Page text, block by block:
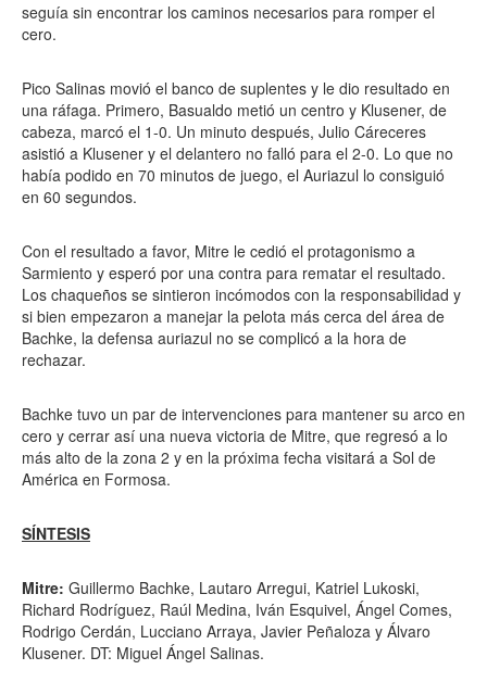
seguía sin encontrar los caminos necesarios para romper el
cero.
Pico Salinas movió el banco de suplentes y le dio resultado en
una ráfaga. Primero, Basualdo metió un centro y Klusener, de
cabeza, marcó el 1-0. Un minuto después, Julio Cáreceres
asistió a Klusener y el delantero no falló para el 2-0. Lo que no
había podido en 70 minutos de juego, el Auriazul lo consiguió
en 60 segundos.
Con el resultado a favor, Mitre le cedió el protagonismo a
Sarmiento y esperó por una contra para rematar el resultado.
Los chaqueños se sintieron incómodos con la responsabilidad y
si bien empezaron a manejar la pelota más cerca del área de
Bachke, la defensa auriazul no se complicó a la hora de
rechazar.
Bachke tuvo un par de intervenciones para mantener su arco en
cero y cerrar así una nueva victoria de Mitre, que regresó a lo
más alto de la zona 2 y en la próxima fecha visitará a Sol de
América en Formosa.
SÍNTESIS
Mitre: Guillermo Bachke, Lautaro Arregui, Katriel Lukoski,
Richard Rodríguez, Raúl Medina, Iván Esquivel, Ángel Comes,
Rodrigo Cerdán, Lucciano Arraya, Javier Peñaloza y Álvaro
Klusener. DT: Miguel Ángel Salinas.